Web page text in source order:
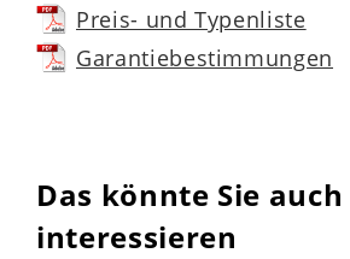
Preis- und Typenliste
Garantiebestimmungen
Das könnte Sie auch
interessieren